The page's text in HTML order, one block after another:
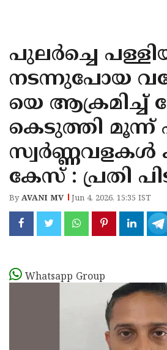
KANNUR
KASARAGOD
പുലര്‍ച്ചെ
നടന്നുപോയ
യെ ആക്രമിച്ച്
കെടുത്തി മൂന്ന്
സ്വര്‍ണ്ണവളകള്‍
കേസ് : പ്രതി
ByAVANI MV Jun 4, 2026, 15:35 IST
Whatsapp Group